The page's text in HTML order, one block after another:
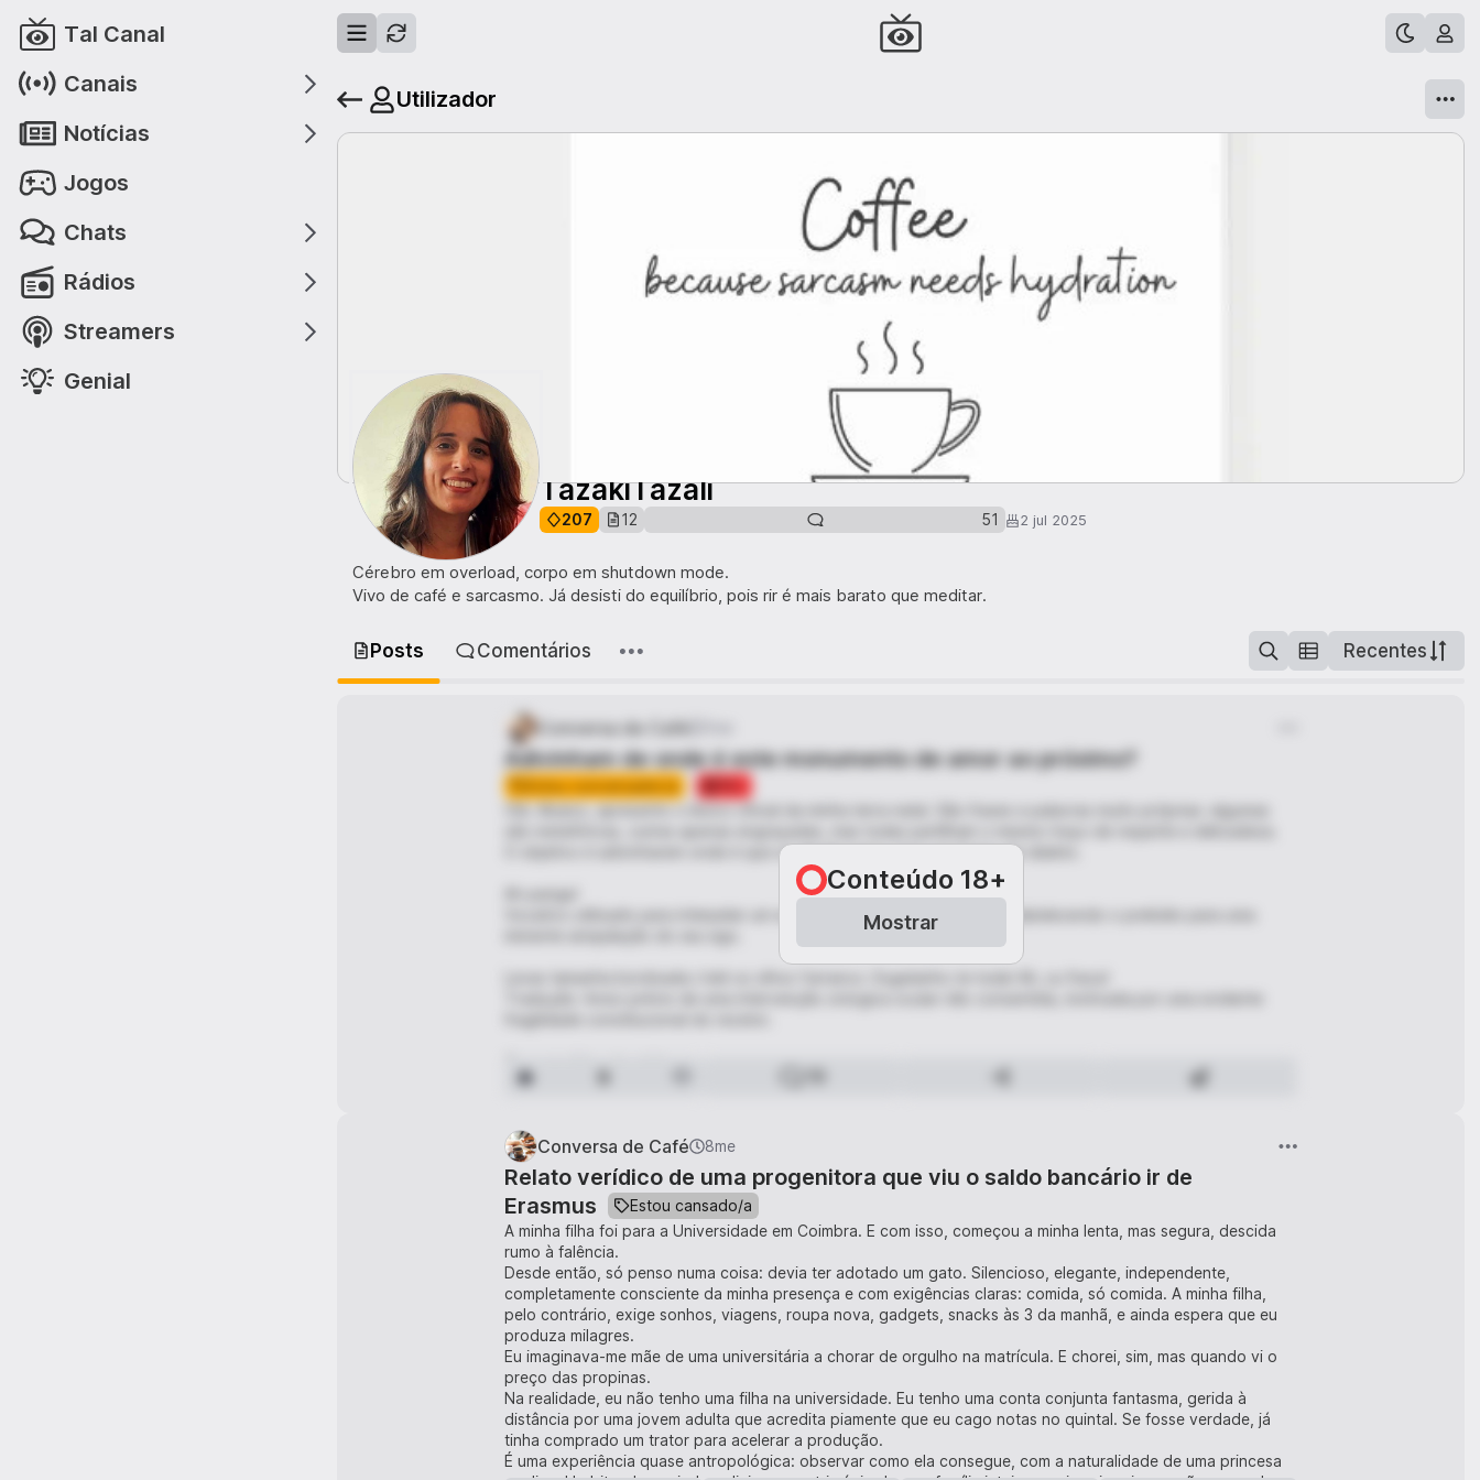
Tal Canal
Canais
Notícias
Jogos
Chats
Rádios
Streamers
Genial
Utilizador
TazakiTazali
207 12 51 2 jul 2025
Cérebro em overload, corpo em shutdown mode.
Vivo de café e sarcasmo. Já desisti do equilíbrio, pois rir é mais barato que meditar.
Posts Comentários Recentes
Adivinham de onde é este monumento de amor ao próximo?
Estou conversador/a
18+
Olá. Abaixo, apresento o léxico oficial da minha terra natal. São frases e palavras muito próprias: algumas
O objetivo é adivinharem onde é que se destila tanto amor em forma de dialeto.
Vocativo utilizado para interpelar um espécime do género feminino, estabelecendo o prelúdio para uma
Corro-te à bordoada!
Tradução: Promessa de perseguição pedestre combinada com a aplicação sistemática de força categórica.
Tradução: Garantia de um sopapo com tamanha precisão cirúrgica capaz de baralhar a agenda e a
orientação geográfica nas horas seguintes.
Nã m'apoquentes!
Tradução: Solicitação formal para cessar a emissão de ruído verbal, poupando o recetor ao enfado da sua
existência.
Queres é um balde de merd& pá tus fuças!
Tradução: Diagnóstico rápido de que o interlocutor poderá vir a beneficiar de um tratamento facial de base
inteiramente orgânica e fecal.
Nã me seques os fígados ou Fazes-me caspa no fígado!
Tradução: A sua retórica é de tal ordem enfadonha que desencadeia uma descamação dermatológica
bizarra e inédita na área hepática.
Mais vale ter um castego no olho do c#, do que aturar aquela gente!
Conteúdo 18+
Mostrar
Conversa de Café 8me
Relato verídico de uma progenitora que viu o saldo bancário ir de
Erasmus
Estou cansado/a
A minha filha foi para a Universidade em Coimbra. E com isso, começou a minha lenta, mas segura, descida
rumo à falência.
Desde então, só penso numa coisa: devia ter adotado um gato. Silencioso, elegante, independente,
completamente consciente da minha presença e com exigências claras: comida, só comida. A minha filha,
pelo contrário, exige sonhos, viagens, roupa nova, gadgets, snacks às 3 da manhã, e ainda espera que eu
produza milagres.
Eu imaginava-me mãe de uma universitária a chorar de orgulho na matrícula. E chorei, sim, mas quando vi o
preço das propinas.
Na realidade, eu não tenho uma filha na universidade. Eu tenho uma conta conjunta fantasma, gerida à
distância por uma jovem adulta que acredita piamente que eu cago notas no quintal. Se fosse verdade, já
tinha comprado um trator para acelerar a produção.
É uma experiência quase antropológica: observar como ela consegue, com a naturalidade de uma princesa